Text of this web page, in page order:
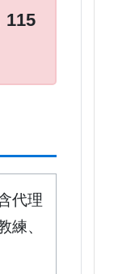
115
代理
練、